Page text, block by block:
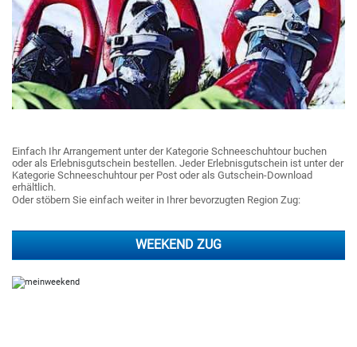
Einfach Ihr Arrangement unter der Kategorie Schneeschuhtour buchen
oder als Erlebnisgutschein bestellen. Jeder Erlebnisgutschein ist unter der
Kategorie Schneeschuhtour per Post oder als Gutschein-Download
erhältlich.
Oder stöbern Sie einfach weiter in Ihrer bevorzugten Region Zug:
WEEKEND ZUG